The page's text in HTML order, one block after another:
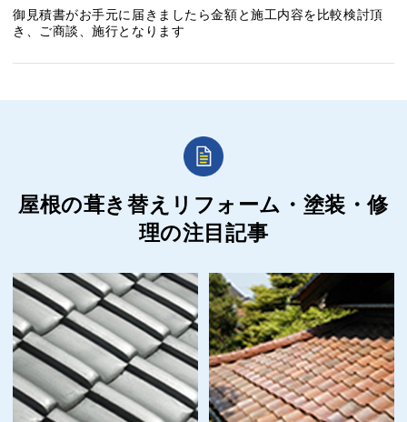
御見積書がお手元に届きましたら金額と施工内容を比較検討頂
き、ご商談、施行となります
屋根の葺き替えリフォーム・塗装・修
理の注目記事